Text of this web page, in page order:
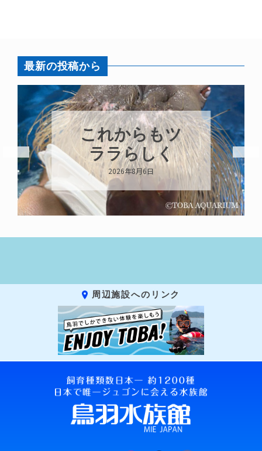
最新の投稿から
ハロー’s
Birthday!!!
2026年8月6日
周辺施設へのリンク